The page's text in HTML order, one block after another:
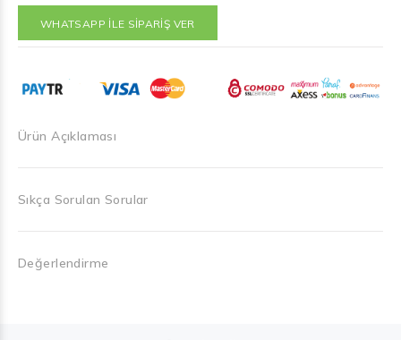
WHATSAPP İLE SİPARİŞ VER
Ürün Açıklaması
Sıkça Sorulan Sorular
Değerlendirme